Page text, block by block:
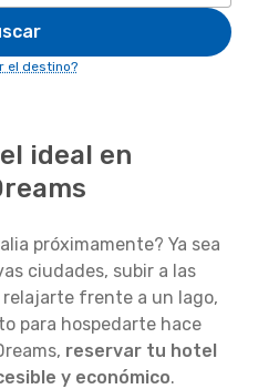
el destino?
ideal en
próximamente? Ya sea
ciudades, subir a las
frente a un lago,
para hospedarte hace
reservar tu hotel
y económico.